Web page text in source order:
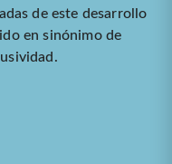
de este desarrollo
en sinónimo de